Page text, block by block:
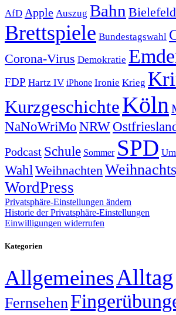
AfD Apple Auszug Bahn Bielefeld
Brettspiele Bundestagswahl
Corona-Virus Demokratie
FDP Hartz IV iPhone Ironie Krieg
KurzgeschichteKöln
NaNoWriMo NRW
Podcast Schule Sommer SPD
Wahl Weihnachten
WordPress
Privatsphäre-Einstellungen ändern
Historie der Privatsphäre-Einstellungen
Einwilligungen widerrufen
Kategorien
AllgemeinesAlltag
Fernsehen